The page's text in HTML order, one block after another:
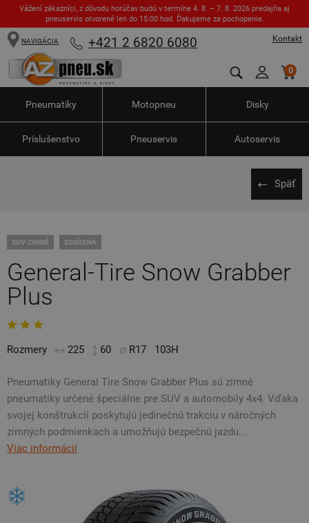
Vážení zákazníci, z dôvodu horúčav budú v termíne 4. 8. – 7. 8. 2026 predajňa aj
pneuservis otvorené len do 15:00 hod. Ďakujeme za pochopenie.
Kontakt
NAVIGÁCIA +421 2 6820 6080
0
Pneumatiky Motopneu Disky
Príslušenstvo Pneuservis Autoservis
Späť
SUV-ZIMNÉ ZOSÍLENÁ
General-Tire Snow Grabber
Plus
Rozmery 225 60 R17 103H
Pneumatiky General Tire Snow Grabber Plus sú zimné
pneumatiky určené špeciálne pre SUV a automobily 4x4. Vďaka
svojej konštrukcii poskytujú jedinečnú trakciu v náročných
zimných podmienkach a umožňujú bezpečnú jazdu...
Viac informácií